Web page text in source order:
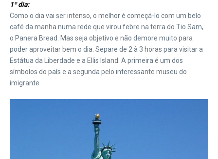
1º dia:
Como o dia vai ser intenso, o melhor é começá-lo com um belo
café da manha numa rede que virou febre na terra do Tio Sam,
o Panera Bread. Mas seja objetivo e não demore muito para
poder aproveitar bem o dia. Separe de 2 à 3 horas para visitar a
Estátua da Liberdade e a Ellis Island. A primeira é um dos
símbolos do país e a segunda pelo interessante museu do
imigrante.